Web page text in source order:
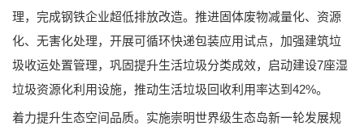
理，完成钢铁企业超低排放改造。推进固体废物减量化、资源
化、无害化处理，开展可循环快递包装应用试点，加强建筑垃
圾收运处置管理，巩固提升生活垃圾分类成效，启动建设7座湿
垃圾资源化利用设施，推动生活垃圾回收利用率达到42%。
着力提升生态空间品质。实施崇明世界级生态岛新一轮发展规